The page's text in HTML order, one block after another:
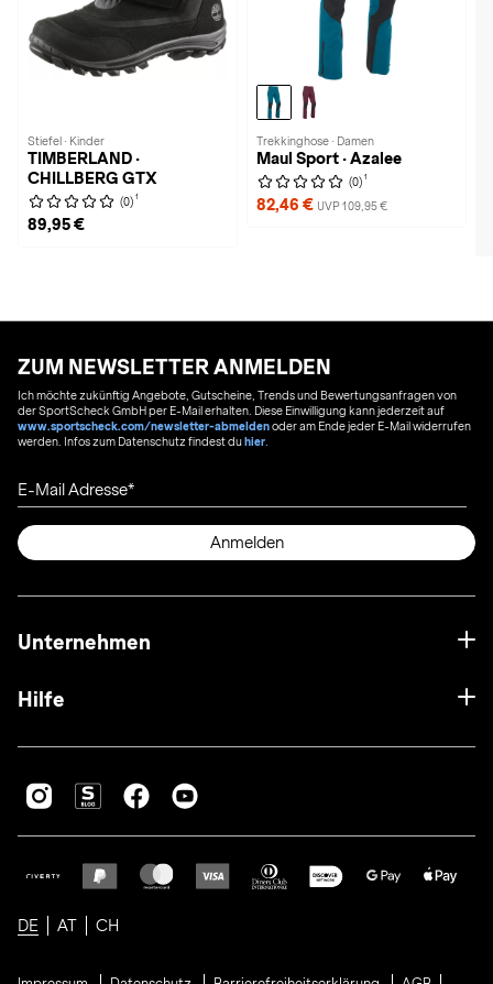
Stiefel · Kinder
TIMBERLAND ·
CHILLBERG GTX
(0) 1
89,95 €
Trekkinghose · Damen
Maul Sport · Azalee
(0) 1
82,46 € UVP 109,95 €
ZUM NEWSLETTER ANMELDEN
Ich möchte zukünftig Angebote, Gutscheine, Trends und Bewertungsanfragen von
der SportScheck GmbH per E-Mail erhalten. Diese Einwilligung kann jederzeit auf
www.sportscheck.com/newsletter-abmeldenoder am Ende jeder E-Mail widerrufen
werden. Infos zum Datenschutz findest duhier
E-Mail Adresse
Anmelden
Unternehmen
Hilfe
DE AT CH